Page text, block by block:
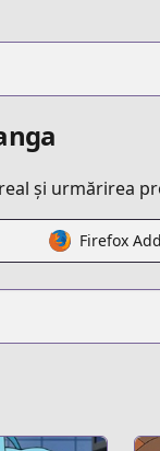
of-
și urmărirea
Firefox